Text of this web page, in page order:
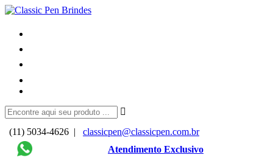
(11) 5034-4626 |
classicpen@classicpen.com.br
Atendimento Exclusivo